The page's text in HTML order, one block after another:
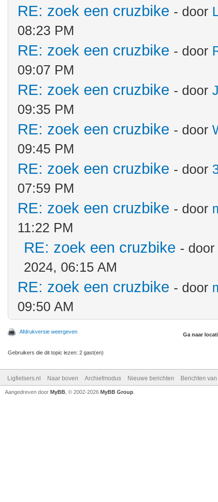
RE: zoek een cruzbike - door
08:23 PM
RE: zoek een cruzbike - door
09:07 PM
RE: zoek een cruzbike - door
09:35 PM
RE: zoek een cruzbike - door
09:45 PM
RE: zoek een cruzbike - door
07:59 PM
RE: zoek een cruzbike - door
11:22 PM
RE: zoek een cruzbike - door
2024, 06:15 AM
RE: zoek een cruzbike - door
09:50 AM
Afdrukversie weergeven Ga naar
Gebruikers die dit topic lezen: 2 gast(en)
Ligfietsers.nl Naar boven Archiefmodus Nieuwe berichten Berichten
Aangedreven door MyBB , © 2002-2026 MyBB Group